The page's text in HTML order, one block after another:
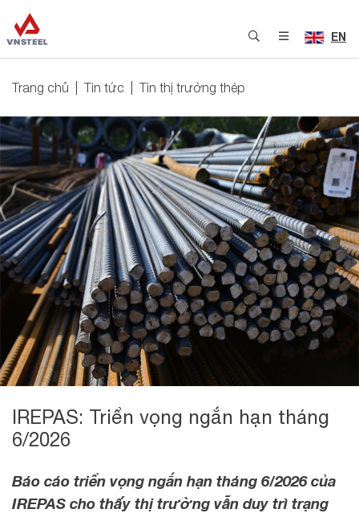
EN
Trang chủ Tin tức Tin thị trường thép
IREPAS: Triển vọng ngắn hạn tháng
6/2026
Báo cáo triển vọng ngắn hạn tháng 6/2026 của
IREPAS cho thấy thị trường vẫn duy trì trạng